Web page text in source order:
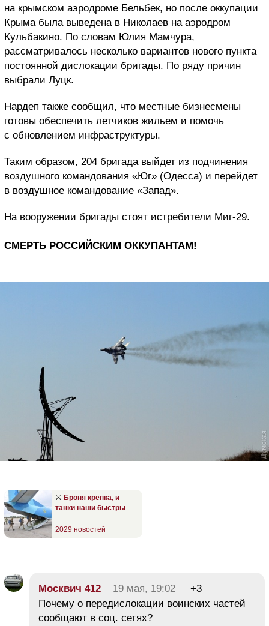
на крымском аэродроме Бельбек, но после оккупации
Крыма была выведена в Николаев на аэродром
Кульбакино. По словам Юлия Мамчура,
рассматривалось несколько вариантов нового пункта
постоянной дислокации бригады. По ряду причин
выбрали Луцк.
Нардеп также сообщил, что местные бизнесмены
готовы обеспечить летчиков жильем и помочь
с обновлением инфраструктуры.
Таким образом, 204 бригада выйдет из подчинения
воздушного командования «Юг» (Одесса) и перейдет
в воздушное командование «Запад».
На вооружении бригады стоят истребители Миг-29.
СМЕРТЬ РОССИЙСКИМ ОККУПАНТАМ!
⚔️ Броня крепка, и
танки наши быстры
2029 новостей
Москвич 412 19 мая, 19:02
+3
Почему о передислокации воинских частей
сообщают в соц. сетях?